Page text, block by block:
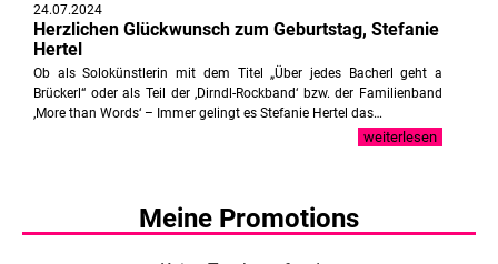
24.07.2024
Herzlichen Glückwunsch zum Geburtstag, Stefanie
Hertel
Ob als Solokünstlerin mit dem Titel „Über jedes Bacherl geht a
Brückerl“ oder als Teil der ‚Dirndl-Rockband‘ bzw. der Familienband
‚More than Words‘ – Immer gelingt es Stefanie Hertel das…
weiterlesen
Meine Promotions